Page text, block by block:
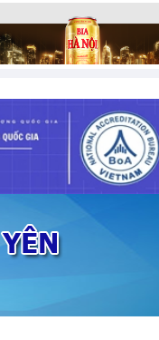
năm Bia Hà Nội đổi nhận diện,
tiếp nối hành trình lịch sử hơn
132 năm